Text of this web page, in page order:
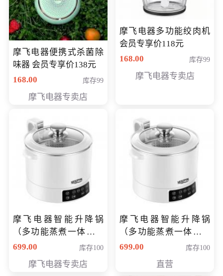
摩飞电器便携式杀菌除
味器 会员专享价138元
168.00
库存99
摩飞电器专卖店
摩飞电器多功能绞肉机
会员专享价118元
168.00
库存99
摩飞电器专卖店
摩飞电器智能升降锅
（多功能蒸煮一体锅）
（智能升降养生锅） 会
699.00 库存100
摩飞电器专卖店
摩飞电器智能升降锅
（多功能蒸煮一体锅）
（智能升降养生锅） 会
699.00 库存100
直营